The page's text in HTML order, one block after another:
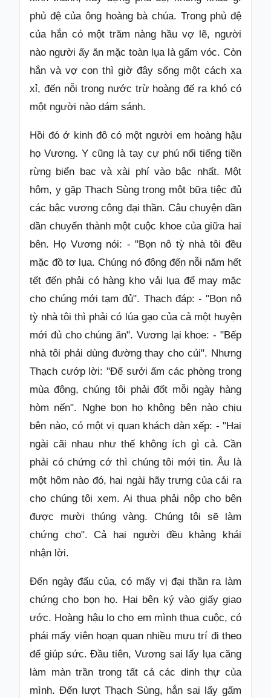
phủ đệ của ông hoàng bà chúa. Trong phủ đệ
của hắn có một trăm nàng hầu vợ lẽ, người
nào người ấy ăn mặc toàn lụa là gấm vóc. Còn
hắn và vợ con thì giờ đây sống một cách xa
xỉ, đến nỗi trong nước trừ hoàng đế ra khó có
một người nào dám sánh.
Hồi đó ở kinh đô có một người em hoàng hậu
họ Vương. Y cũng là tay cự phú nổi tiếng tiền
rừng biển bạc và xài phí vào bậc nhất. Một
hôm, y gặp Thạch Sùng trong một bữa tiệc đủ
các bậc vương công đại thần. Câu chuyện dần
dần chuyển thành một cuộc khoe của giữa hai
bên. Họ Vương nói: - "Bọn nô tỳ nhà tôi đều
mặc đồ tơ lụa. Chúng nó đông đến nỗi năm hết
tết đến phải có hàng kho vải lụa để may mặc
cho chúng mới tạm đủ". Thạch đáp: - "Bọn nô
tỳ nhà tôi thì phải có lúa gạo của cả một huyện
mới đủ cho chúng ăn". Vương lại khoe: - "Bếp
nhà tôi phải dùng đường thay cho củi". Nhưng
Thạch cướp lời: "Để sưởi ấm các phòng trong
mùa đông, chúng tôi phải đốt mỗi ngày hàng
hòm nến". Nghe bọn họ không bên nào chịu
bên nào, có một vị quan khách dàn xếp: - "Hai
ngài cãi nhau như thế không ích gì cả. Cần
phải có chứng cớ thì chúng tôi mới tin. Âu là
một hôm nào đó, hai ngài hãy trưng của cải ra
cho chúng tôi xem. Ai thua phải nộp cho bên
được mười thúng vàng. Chúng tôi sẽ làm
chứng cho". Cả hai người đều khảng khái
nhận lời.
Đến ngày đấu của, có mấy vị đại thần ra làm
chứng cho bọn họ. Hai bên ký vào giấy giao
ước. Hoàng hậu lo cho em mình thua cuộc, có
phái mấy viên hoạn quan nhiều mưu trí đi theo
để giúp sức. Đầu tiên, Vương sai lấy lụa căng
làm màn trần trong tất cả các dinh thự của
mình. Đến lượt Thạch Sùng, hắn sai lấy gấm